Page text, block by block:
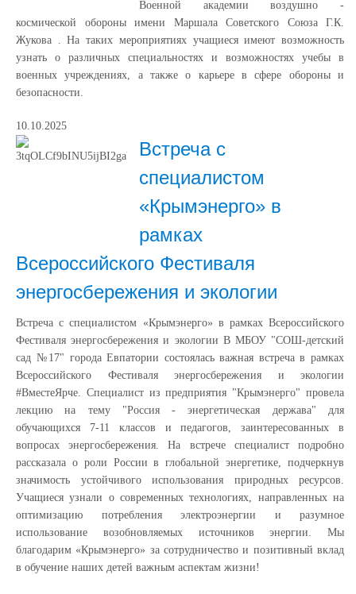
Военной академии воздушно -
космической обороны имени Маршала Советского Союза Г.К.
Жукова . На таких мероприятиях учащиеся имеют возможность
узнать о различных специальностях и возможностях учебы в
военных учреждениях, а также о карьере в сфере обороны и
безопасности.
10.10.2025
Встреча с
специалистом
«Крымэнерго» в
рамках
Всероссийского Фестиваля
энергосбережения и экологии
Встреча с специалистом «Крымэнерго» в рамках Всероссийского
Фестиваля энергосбережения и экологии В МБОУ "СОШ-детский
сад №17" города Евпатории состоялась важная встреча в рамках
Всероссийского Фестиваля энергосбережения и экологии
#ВместеЯрче. Специалист из предприятия "Крымэнерго" провела
лекцию на тему "Россия - энергетическая держава" для
обучающихся 7-11 классов и педагогов, заинтересованных в
вопросах энергосбережения. На встрече специалист подробно
рассказала о роли России в глобальной энергетике, подчеркнув
значимость устойчивого использования природных ресурсов.
Учащиеся узнали о современных технологиях, направленных на
оптимизацию потребления электроэнергии и разумное
использование возобновляемых источников энергии. Мы
благодарим «Крымэнерго» за сотрудничество и позитивный вклад
в обучение наших детей важным аспектам жизни!